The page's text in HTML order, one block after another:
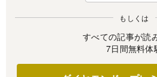
もしくは
すべての記事が読
7日間無料体